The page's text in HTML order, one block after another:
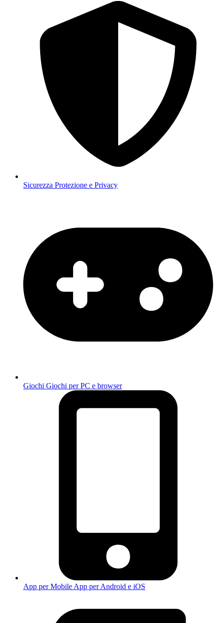
Sicurezza Protezione e Privacy
Giochi Giochi per PC e browser
App per Mobile App per Android e iOS